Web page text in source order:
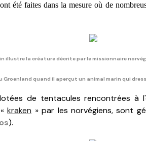
été faites dans la mesure où de
illustre la créature décrite par le missionnaire
Groenland quand il aperçut un animal marin qui
de tentacules rencontrées à
«kraken » par les norvégiens, sont
).